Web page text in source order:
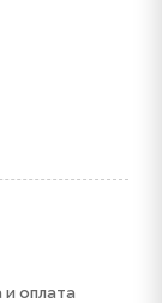
оплата